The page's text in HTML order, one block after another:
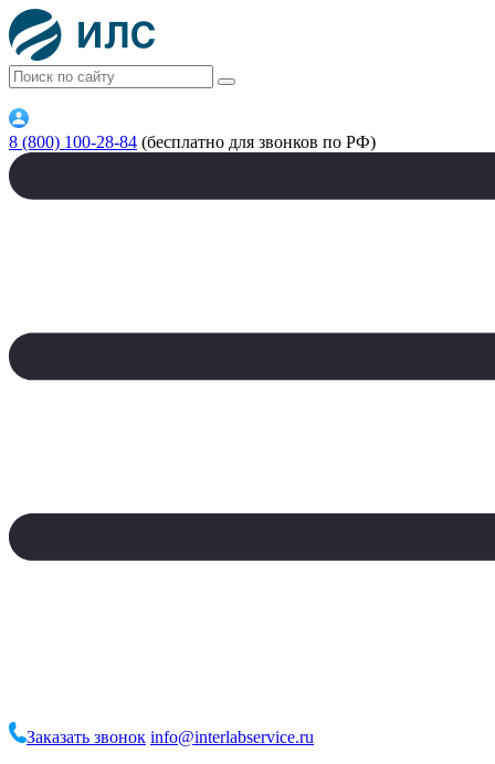
8 (800) 100-28-84 (бесплатно для звонков по РФ)
Заказать звонок info@interlabservice.ru